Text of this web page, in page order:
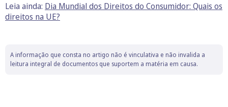
Leia ainda: Dia Mundial dos Direitos do Consumidor: Quais os
direitos na UE?
A informação que consta no artigo não é vinculativa e não invalida a
leitura integral de documentos que suportem a matéria em causa.